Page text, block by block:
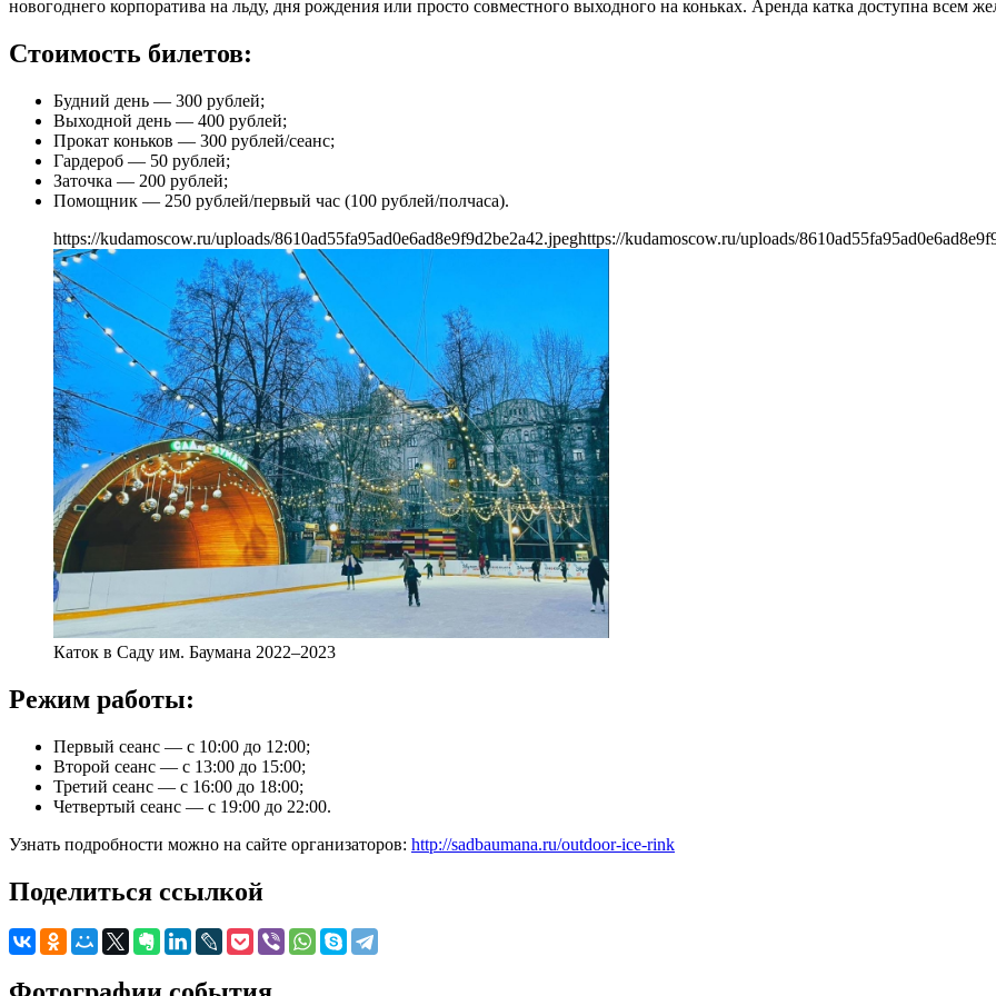
новогоднего корпоратива на льду, дня рождения или просто совместного выходного на коньках. Аренда катка доступна всем
Стоимость билетов:
Будний день — 300 рублей;
Выходной день — 400 рублей;
Прокат коньков — 300 рублей/сеанс;
Гардероб — 50 рублей;
Заточка — 200 рублей;
Помощник — 250 рублей/первый час (100 рублей/полчаса).
https://kudamoscow.ru/uploads/8610ad55fa95ad0e6ad8e9f9d2be2a42.jpeghttps://kudamoscow.ru/uploads/
Каток в Саду им. Баумана 2022–2023
Режим работы:
Первый сеанс — с 10:00 до 12:00;
Второй сеанс — с 13:00 до 15:00;
Третий сеанс — с 16:00 до 18:00;
Четвертый сеанс — с 19:00 до 22:00.
Узнать подробности можно на сайте организаторов: http://sadbaumana.ru/outdoor-ice-rink
Поделиться ссылкой